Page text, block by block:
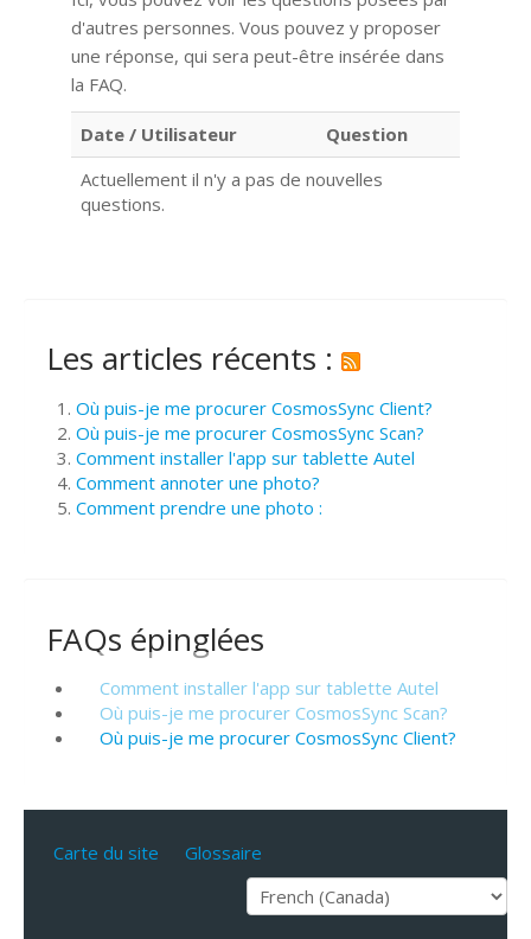
d'autres personnes. Vous pouvez y proposer
une réponse, qui sera peut-être insérée dans
la FAQ.
Date / Utilisateur
Question
Actuellement il n'y a pas de nouvelles
questions.
Les articles récents :
Où puis-je me procurer CosmosSync Client?
Où puis-je me procurer CosmosSync Scan?
Comment installer l'app sur tablette Autel
Comment annoter une photo?
Comment prendre une photo :
FAQs épinglées
Comment installer l'app sur tablette Autel
Où puis-je me procurer CosmosSync Scan?
Où puis-je me procurer CosmosSync Client?
Carte du site Glossaire